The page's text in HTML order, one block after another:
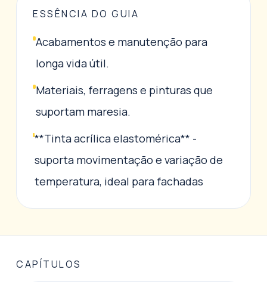
ESSÊNCIA DO GUIA
Acabamentos e manutenção para
longa vida útil.
Materiais, ferragens e pinturas que
suportam maresia.
**Tinta acrílica elastomérica** -
suporta movimentação e variação de
temperatura, ideal para fachadas
CAPÍTULOS